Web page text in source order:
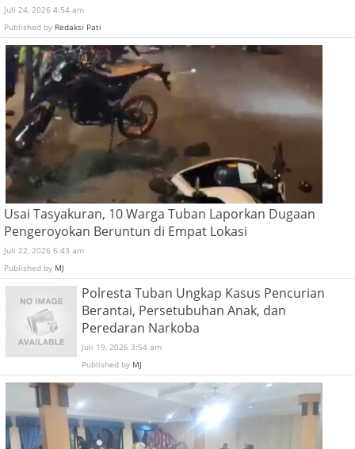
Juli 24, 2026 4:54 am
Published by Redaksi Pati
Usai Tasyakuran, 10 Warga Tuban Laporkan Dugaan
Pengeroyokan Beruntun di Empat Lokasi
Juli 22, 2026 6:43 am
Published by MJ
Polresta Tuban Ungkap Kasus Pencurian
Berantai, Persetubuhan Anak, dan
Peredaran Narkoba
Juli 19, 2026 3:54 am
Published by MJ